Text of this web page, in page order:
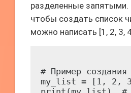
разделенные запятыми.
чтобы создать список
можно написать [1, 2, 3,
# Пример
my_list = [1, 2,